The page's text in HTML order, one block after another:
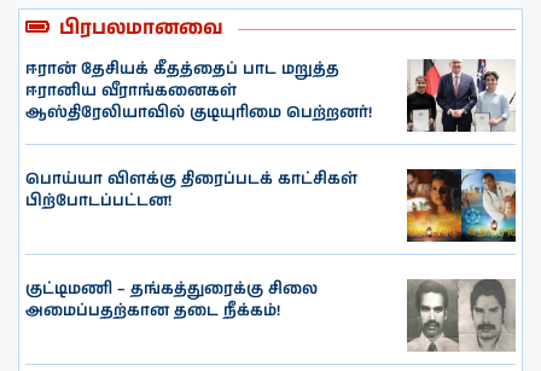
பிரபலமானவை
ஈரான் தேசியக் கீதத்தைப் பாட மறுத்த
ஈரானிய வீராங்கனைகள்
ஆஸ்திரேலியாவில் குடியுரிமை பெற்றனர்!
பொய்யா விளக்கு திரைப்படக் காட்சிகள்
பிற்போடப்பட்டன!
குட்டிமணி – தங்கத்துரைக்கு சிலை
அமைப்பதற்கான தடை நீக்கம்!